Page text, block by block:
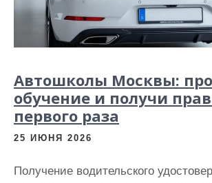
Автошколы Москвы:
обучение и получи
первого раза
25 ИЮНЯ 2026
Получение водительского